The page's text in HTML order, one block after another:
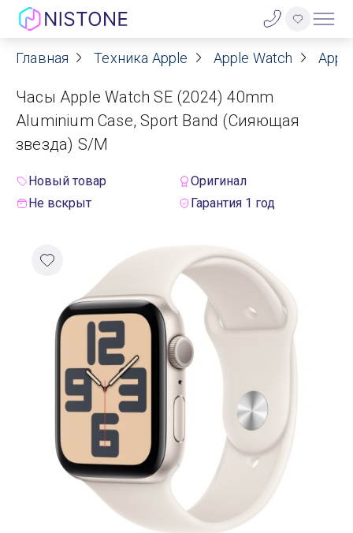
Акции
О нас
Блог
Договор оферты
Контакты
Гарантия
Оплата
Доставка
Самовывоз
Trade-In
Главная Техника Apple Apple Watch
Часы Apple Watch SE (2024) 40mm
Aluminium Case, Sport Band (Сияющая
звезда) S/M
Новый товар
Оригинал
Не вскрыт
Гарантия 1 год